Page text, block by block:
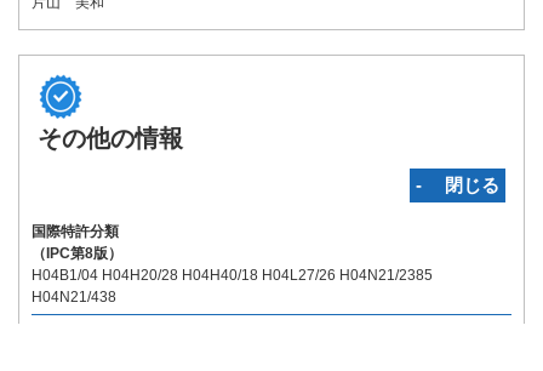
その他の情報
‐ 閉じる
国際特許分類
（IPC第8版）
H04B1/04 H04H20/28 H04H40/18 H04L27/26 H04N21/2385
H04N21/438